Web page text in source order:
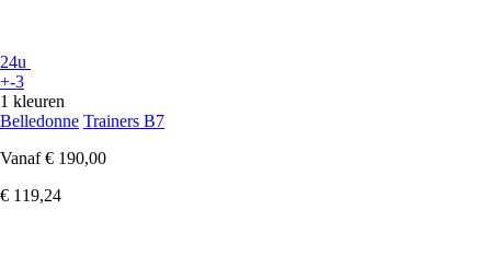
24u
+-3
1 kleuren
Belledonne Trainers B7
Vanaf € 190,00
€ 119,24